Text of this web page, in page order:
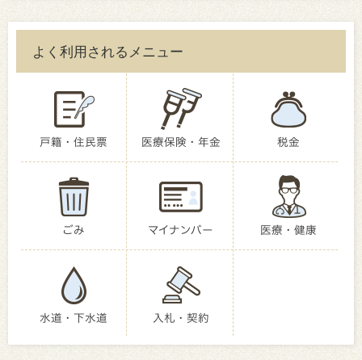
よく利用されるメニュー
戸籍・住民票 医療保険・年金 税金
ごみ マイナンバー 医療・健康
水道・下水道 入札・契約